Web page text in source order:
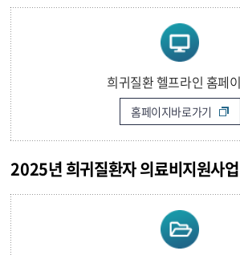
희귀질환 헬프라인 홈페
홈페이지바로가기
2025년 희귀질환자 의료비지원사